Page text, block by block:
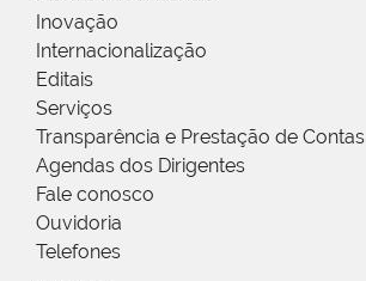
Inovação
Internacionalização
Editais
Serviços
Transparência e Prestação de Contas
Agendas dos Dirigentes
Fale conosco
Ouvidoria
Telefones